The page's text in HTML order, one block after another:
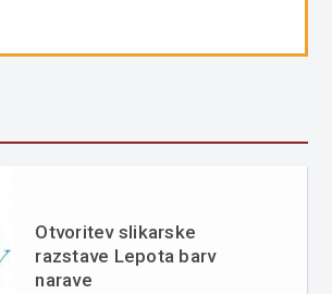
Otvoritev slikarske
razstave Lepota barv
narave